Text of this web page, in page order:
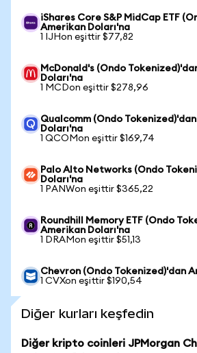
iShares Core S&P MidCap ETF
Amerikan Doları'na
1 IJHon eşittir $77,82
McDonald's (Ondo
Doları'na
1 MCDon eşittir $278,96
Qualcomm (Ondo
Doları'na
1 QCOMon eşittir $169,74
Palo Alto Networks (Ondo
Doları'na
1 PANWon eşittir $365,22
Roundhill Memory ETF (Ondo
Amerikan Doları'na
1 DRAMon eşittir $51,13
Chevron (Ondo Tokenized)'dan
1 CVXon eşittir $190,54
Diğer kurları keşfedin
Diğer kripto coinleri JPMorgan